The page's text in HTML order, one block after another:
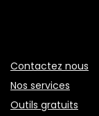
Contactez nous
Nos services
Outils gratuits